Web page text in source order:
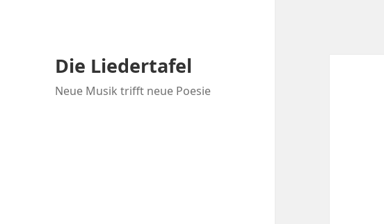
Die Liedertafel
Neue Musik trifft neue Poesie